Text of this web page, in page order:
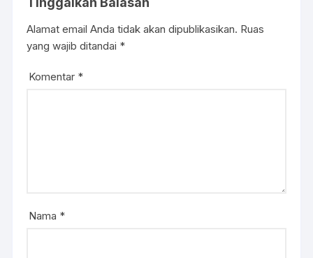
Alamat email Anda tidak akan dipublikasikan. Ruas
yang wajib ditandai *
Komentar *
Nama *